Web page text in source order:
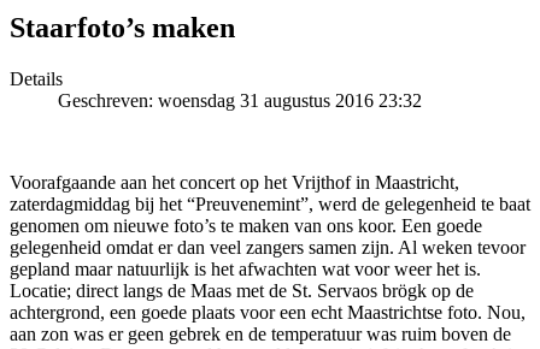
Staarfoto’s maken
Details
Geschreven: woensdag 31 augustus 2016 23:32
Voorafgaande aan het concert op het Vrijthof in Maastricht,
zaterdagmiddag bij het “Preuvenemint”, werd de gelegenheid te baat
genomen om nieuwe foto’s te maken van ons koor. Een goede
gelegenheid omdat er dan veel zangers samen zijn. Al weken tevoor
gepland maar natuurlijk is het afwachten wat voor weer het is.
Locatie; direct langs de Maas met de St. Servaos brögk op de
achtergrond, een goede plaats voor een echt Maastrichtse foto. Nou,
aan zon was er geen gebrek en de temperatuur was ruim boven de